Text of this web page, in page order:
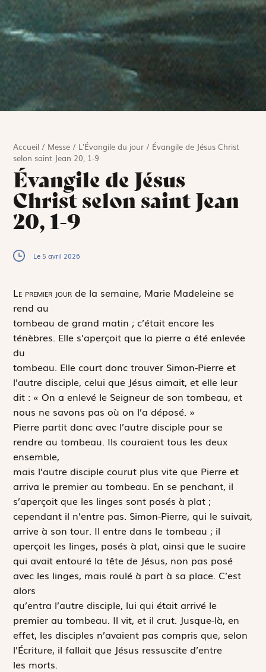
Accueil / Messe / L'Évangile du jour / Évangile de Jésus Christ
selon saint Jean 20, 1-9
Évangile de Jésus
Christ selon saint Jean
20, 1-9
Le 5 avril 2026
Le premier jour de la semaine, Marie Madeleine se
rend au
tombeau de grand matin ; c’était encore les
ténèbres. Elle s’aperçoit que la pierre a été enlevée
du
tombeau. Elle court donc trouver Simon-Pierre et
l’autre disciple, celui que Jésus aimait, et elle leur
dit : « On a enlevé le Seigneur de son tombeau, et
nous ne savons pas où on l’a déposé. »
Pierre partit donc avec l’autre disciple pour se
rendre au tombeau. Ils couraient tous les deux
ensemble,
mais l’autre disciple courut plus vite que Pierre et
arriva le premier au tombeau. En se penchant, il
s’aperçoit que les linges sont posés à plat ;
cependant il n’entre pas. Simon-Pierre, qui le suivait,
arrive à son tour. Il entre dans le tombeau ; il
aperçoit les linges, posés à plat, ainsi que le suaire
qui avait entouré la tête de Jésus, non pas posé
avec les linges, mais roulé à part à sa place. C’est
alors
qu’entra l’autre disciple, lui qui était arrivé le
premier au tombeau. Il vit, et il crut. Jusque-là, en
effet, les disciples n’avaient pas compris que, selon
l’Écriture, il fallait que Jésus ressuscite d’entre
les morts.